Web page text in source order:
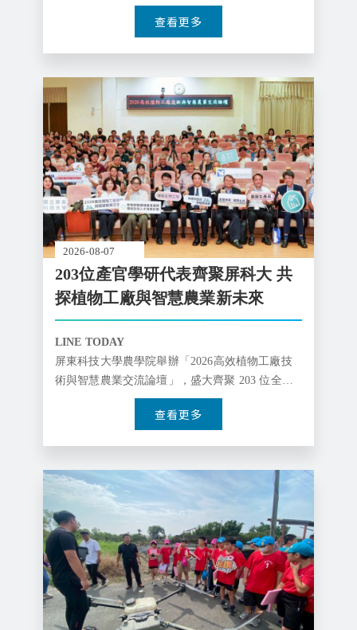
錄簽署儀式。宜蘭酒米導入AI智慧農業技術，建
立從田間管理、環境監測、品質驗證到生產履歷
查看更多
2026-08-07
203位產官學研代表齊聚屏科大 共
探植物工廠與智慧農業新未來
LINE TODAY
屏東科技大學農學院舉辦「2026高效植物工廠技
術與智慧農業交流論壇」，盛大齊聚 203 位全臺
產、官、學、研代表。本次論壇跨域串聯農業、
智慧感測、生物科技、光電照明、自動化控制及
與智慧農業發展效益。
查看更多